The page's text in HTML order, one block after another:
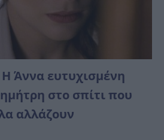
Άννα ευτυχισμένη
στο σπίτι που
αλλάζουν